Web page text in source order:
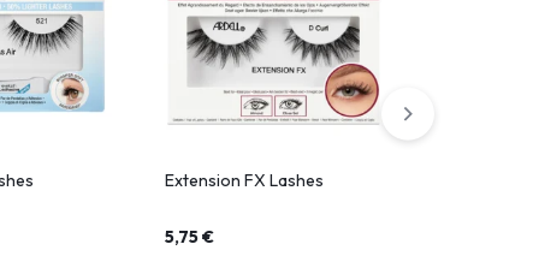
Extension FX Lashes
5,75€